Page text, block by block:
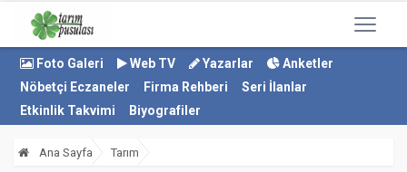
Foto Galeri Web TV Yazarlar
Anketler
Nöbetçi Eczaneler
Firma Rehberi
Seri İlanlar
Etkinlik Takvimi
Biyografiler
Ana Sayfa Tarım